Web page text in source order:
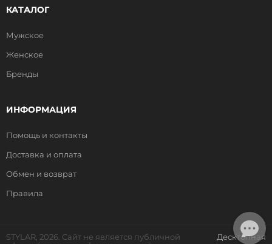
КАТАЛОГ
Мужское
Женское
Бренды
ИНФОРМАЦИЯ
Помощь и контакты
Доставка и оплата
Обмен и возврат
Правила
STYLAR, 2026. Сайт не является публичной
Десктопная